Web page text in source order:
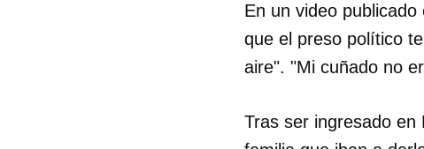
En un video
que el preso político
aire". "Mi cuñado no
Tras ser ingresado en